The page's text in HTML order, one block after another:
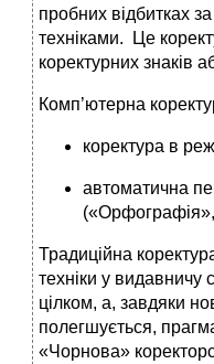
пробних відбитках
техніками. Це
коректурних знаків
Комп’ютерна
коректура в
автоматична
Традиційна
техніки у видавничу
цілком, а, завдяки
полегшується,
«Чорнова»